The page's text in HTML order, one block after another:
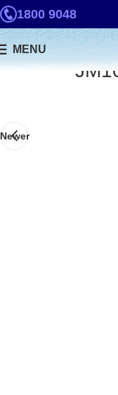
1800 9048
MENU
Newer